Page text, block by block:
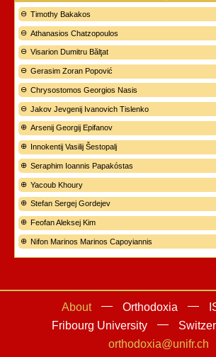
Timothy Bakakos
Athanasios Chatzopoulos
Visarion Dumitru Bălţat
Gerasim Zoran Popović
Chrysostomos Georgios Nasis
Jakov Jevgenij Ivanovich Tislenko
Arsenij Georgij Epifanov
Innokentij Vasilij Šestopalj
Seraphim Ioannis Papakóstas
Yacoub Khoury
Stefan Sergej Gordejev
Feofan Aleksej Kim
Nifon Marinos Marinos Capoyiannis
About Orthodoxia
Fribourg University
orthodoxia@unifr.ch